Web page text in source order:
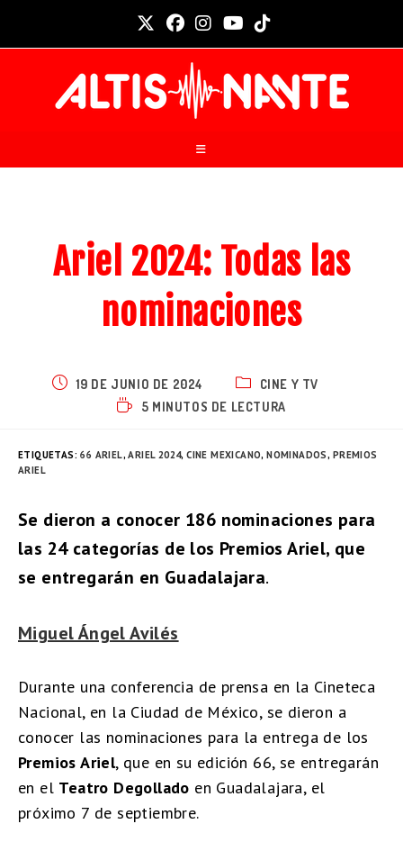
Ariel 2024: Todas las
nominaciones
19 DE JUNIO DE 2024
CINE Y TV
5 MINUTOS DE LECTURA
ETIQUETAS:66 ARIEL, ARIEL 2024, CINE MEXICANO, NOMINADOS, PREMIOS
ARIEL
Se dieron a conocer 186 nominaciones para
las 24 categorías de los Premios Ariel, que
se entregarán en Guadalajara.
Miguel Ángel Avilés
Durante una conferencia de prensa en la Cineteca
Nacional, en la Ciudad de México, se dieron a
conocer las nominaciones para la entrega de los
Premios Ariel, que en su edición 66, se entregarán
en el Teatro Degollado en Guadalajara, el
próximo 7 de septiembre.